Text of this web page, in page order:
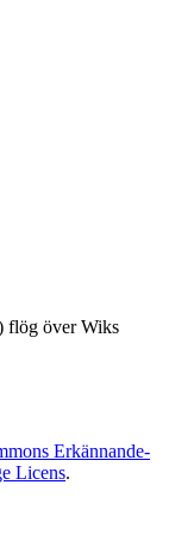
flög över Wiks
Erkännande-
Licens.